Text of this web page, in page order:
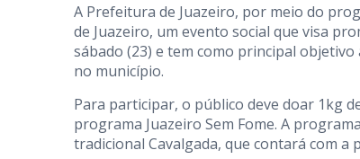
A Prefeitura de Juazeiro, por meio do
de Juazeiro, um evento social que visa
sábado (23) e tem como principal
no município.
Para participar, o público deve doar 1kg
programa Juazeiro Sem Fome. A
tradicional Cavalgada, que contará com a